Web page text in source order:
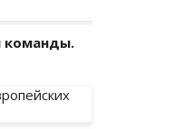
команды.